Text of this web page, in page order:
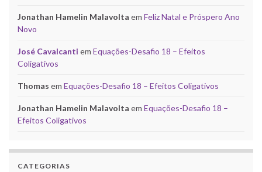
Jonathan Hamelin Malavolta em Feliz Natal e Próspero Ano
Novo
José Cavalcanti em Equações-Desafio 18 – Efeitos
Coligativos
Thomas em Equações-Desafio 18 – Efeitos Coligativos
Jonathan Hamelin Malavolta em Equações-Desafio 18 –
Efeitos Coligativos
CATEGORIAS